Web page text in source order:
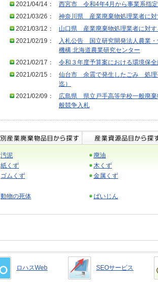
2021/04/14：
西宮市 令和4年4月から事業系指
2021/03/26：
神奈川県 産業廃棄物処理業者に対
2021/03/12：
山口県 産業廃棄物処理業者に対す
2021/02/19：
入札公告 国立研究開発法人農業
機構 北海道農業研究センター
2021/02/17：
令和３年度予算案における環境保
2021/02/15：
仙台市 余震で発生したごみ 処理
迄）
2021/02/09：
広島県 県立戸手高等学校一般廃棄
般競争入札
汚泥 廃油
紙くず 木くず
ゴムくず 金属くず
動物の死体 ばいじん
ロハスWeb SEOサービス